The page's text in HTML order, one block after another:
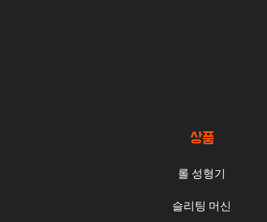
상품
롤 성형기
슬리팅 머신